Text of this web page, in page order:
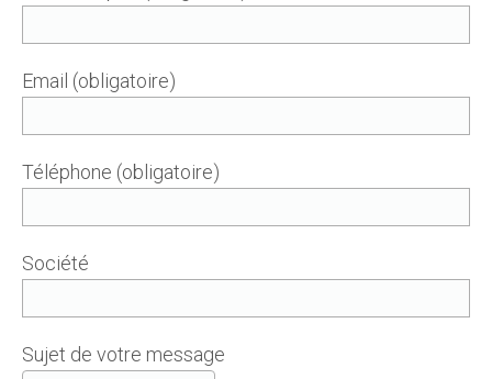
Email (obligatoire)
Téléphone (obligatoire)
Société
Sujet de votre message